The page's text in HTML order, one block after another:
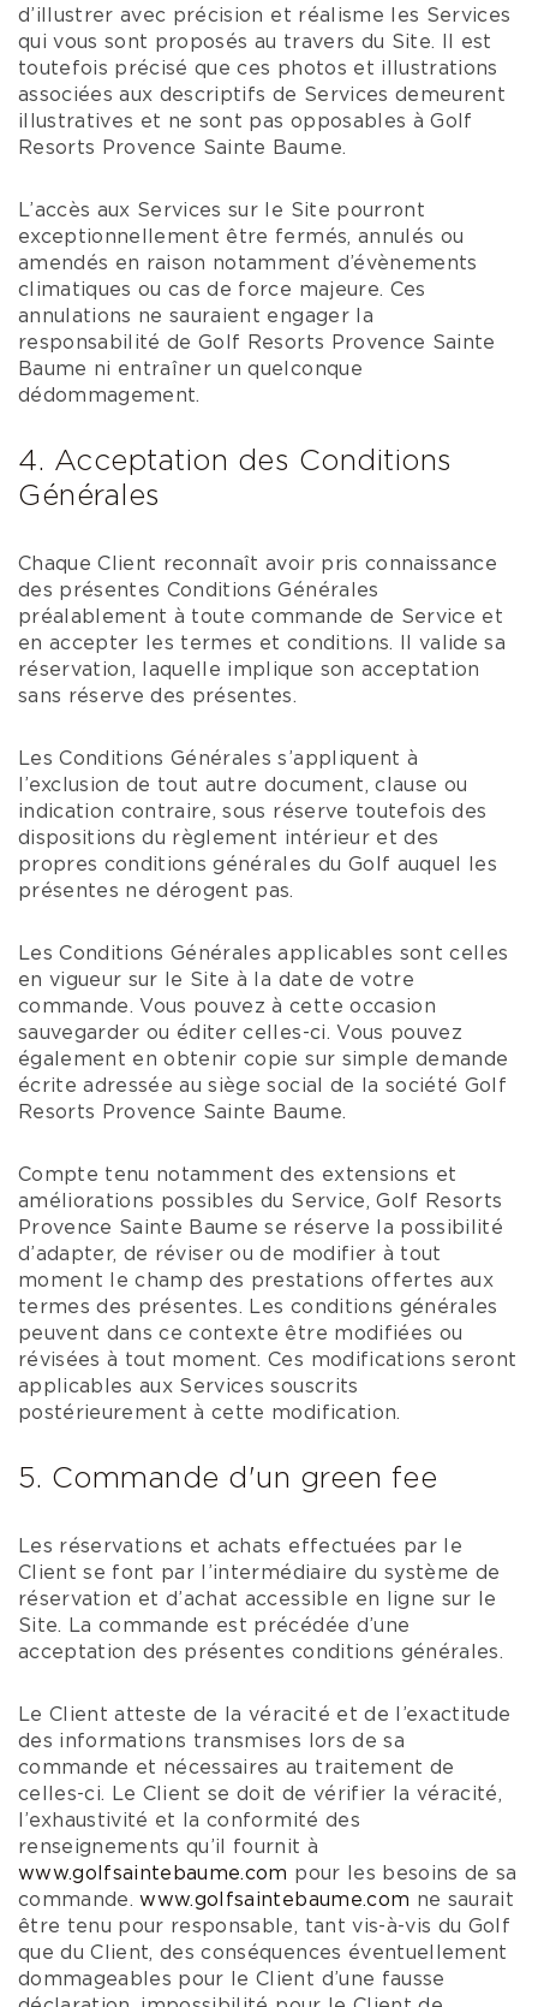
d’illustrer avec précision et réalisme les Services
qui vous sont proposés au travers du Site. Il est
toutefois précisé que ces photos et illustrations
associées aux descriptifs de Services demeurent
illustratives et ne sont pas opposables à Golf
Resorts Provence Sainte Baume.
L’accès aux Services sur le Site pourront
exceptionnellement être fermés, annulés ou
amendés en raison notamment d’évènements
climatiques ou cas de force majeure. Ces
annulations ne sauraient engager la
responsabilité de Golf Resorts Provence Sainte
Baume ni entraîner un quelconque
dédommagement.
4. Acceptation des Conditions
Générales
Chaque Client reconnaît avoir pris connaissance
des présentes Conditions Générales
préalablement à toute commande de Service et
en accepter les termes et conditions. Il valide sa
réservation, laquelle implique son acceptation
sans réserve des présentes.
Les Conditions Générales s’appliquent à
l’exclusion de tout autre document, clause ou
indication contraire, sous réserve toutefois des
dispositions du règlement intérieur et des
propres conditions générales du Golf auquel les
présentes ne dérogent pas.
Les Conditions Générales applicables sont celles
en vigueur sur le Site à la date de votre
commande. Vous pouvez à cette occasion
sauvegarder ou éditer celles-ci. Vous pouvez
également en obtenir copie sur simple demande
écrite adressée au siège social de la société Golf
Resorts Provence Sainte Baume.
Compte tenu notamment des extensions et
améliorations possibles du Service, Golf Resorts
Provence Sainte Baume se réserve la possibilité
d’adapter, de réviser ou de modifier à tout
moment le champ des prestations offertes aux
termes des présentes. Les conditions générales
peuvent dans ce contexte être modifiées ou
révisées à tout moment. Ces modifications seront
applicables aux Services souscrits
postérieurement à cette modification.
5. Commande d'un green fee
Les réservations et achats effectuées par le
Client se font par l’intermédiaire du système de
réservation et d’achat accessible en ligne sur le
Site. La commande est précédée d’une
acceptation des présentes conditions générales.
Le Client atteste de la véracité et de l’exactitude
des informations transmises lors de sa
commande et nécessaires au traitement de
celles-ci. Le Client se doit de vérifier la véracité,
l’exhaustivité et la conformité des
renseignements qu’il fournit à
www.golfsaintebaume.com pour les besoins de sa
commande.www.golfsaintebaume.com ne saurait
être tenu pour responsable, tant vis-à-vis du Golf
que du Client, des conséquences éventuellement
dommageables pour le Client d’une fausse